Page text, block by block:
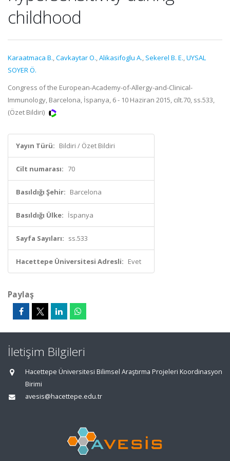
childhood
Karaatmaca B.,Cavkaytar O.,Alikasifoglu A., Sekerel B. E.,UYSAL
SOYER Ö.
Congress of the European-Academy-of-Allergy-and-Clinical-
Immunology, Barcelona, İspanya, 6 - 10 Haziran 2015, cilt.70, ss.533,
(Özet Bildiri)
Yayın Türü: Bildiri / Özet Bildiri
Cilt numarası: 70
Basıldığı Şehir: Barcelona
Basıldığı Ülke: İspanya
Sayfa Sayıları: ss.533
Hacettepe Üniversitesi Adresli: Evet
Paylaş
İletişim Bilgileri
Hacettepe Üniversitesi Bilimsel Araştırma Projeleri Koordinasyon
Birimi
avesis@hacettepe.edu.tr